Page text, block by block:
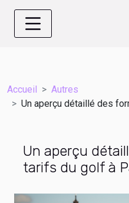
Accueil
Autres
Un aperçu détaillé des
Un aperçu
tarifs du golf à